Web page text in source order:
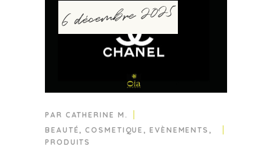
6 décembre 2025
PAR CATHERINE M.
BEAUTÉ ,COSMETIQUE ,EVÈNEMENTS ,
PRODUITS